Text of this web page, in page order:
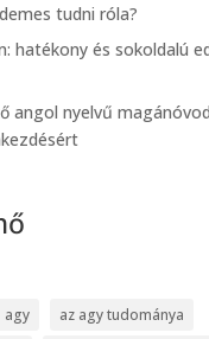
tudni róla?
hatékony és sokoldalú
angol nyelvű
agy
az agy tudománya